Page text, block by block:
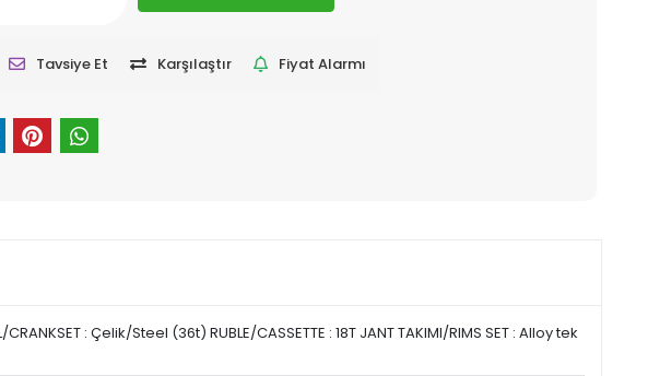
Tavsiye Et Karşılaştır
Fiyat Alarmı
: Çelik/Steel (36t) RUBLE/CASSETTE : 18T JANT TAKIMI/RIMS SET : Alloy tek